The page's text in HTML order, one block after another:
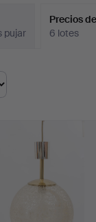
pujar
Precios
6 lotes